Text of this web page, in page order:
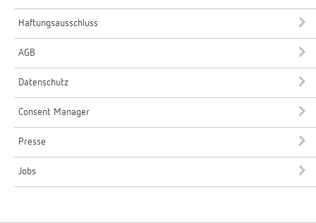
Haftungsausschluss
AGB
Datenschutz
Consent Manager
Presse
Jobs